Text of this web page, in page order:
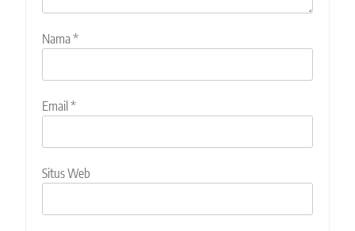
Nama*
Email*
Situs Web